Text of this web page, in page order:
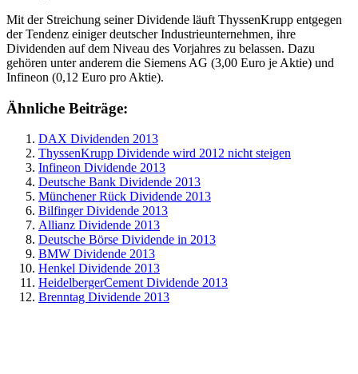
Mit der Streichung seiner Dividende läuft ThyssenKrupp entgegen
der Tendenz einiger deutscher Industrieunternehmen, ihre
Dividenden auf dem Niveau des Vorjahres zu belassen. Dazu
gehören unter anderem die Siemens AG (3,00 Euro je Aktie) und
Infineon (0,12 Euro pro Aktie).
Ähnliche Beiträge:
DAX Dividenden 2013
ThyssenKrupp Dividende wird 2012 nicht steigen
Infineon Dividende 2013
Deutsche Bank Dividende 2013
Münchener Rück Dividende 2013
Bilfinger Dividende 2013
Allianz Dividende 2013
Deutsche Börse Dividende in 2013
BMW Dividende 2013
Henkel Dividende 2013
HeidelbergerCement Dividende 2013
Brenntag Dividende 2013